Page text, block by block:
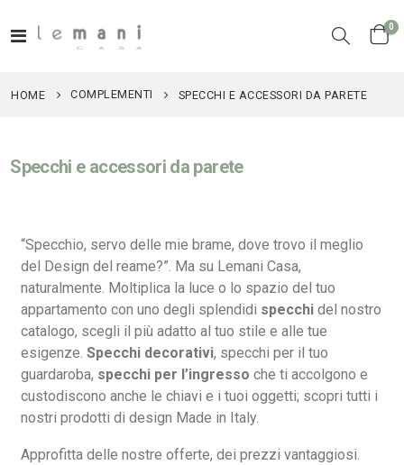
Toggle
Cart
0
HOME COMPLEMENTI SPECCHI E ACCESSORI DA PARETE
Specchi e accessori da parete
“Specchio, servo delle mie brame, dove trovo il meglio
del Design del reame?”. Ma su Lemani Casa,
naturalmente. Moltiplica la luce o lo spazio del tuo
appartamento con uno degli splendidi specchi del nostro
catalogo, scegli il più adatto al tuo stile e alle tue
esigenze.Specchi decorativi, specchi per il tuo
guardaroba, specchi per l’ingresso che ti accolgono e
custodiscono anche le chiavi e i tuoi oggetti; scopri tutti i
nostri prodotti di design Made in Italy.
Approfitta delle nostre offerte, dei prezzi vantaggiosi.